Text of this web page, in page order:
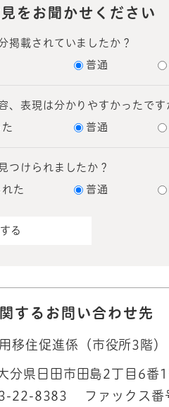
をお聞かせください
掲載されていましたか？
普通
、表現は分かりやすかったです
普通
つけられましたか？
た 普通
するお問い合わせ先
移住促進係（市役所3階）
分県日田市田島2丁目6番
22-8383
ファックス